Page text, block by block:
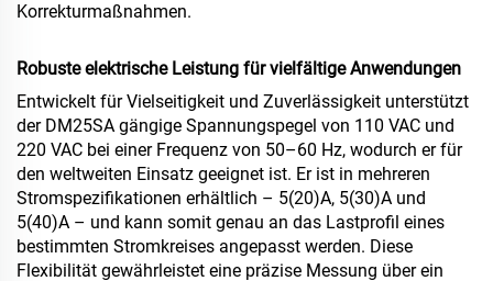
Korrekturmaßnahmen.
Robuste elektrische Leistung für vielfältige Anwendungen
Entwickelt für Vielseitigkeit und Zuverlässigkeit unterstützt
der DM25SA gängige Spannungspegel von 110 VAC und
220 VAC bei einer Frequenz von 50–60 Hz, wodurch er für
den weltweiten Einsatz geeignet ist. Er ist in mehreren
Stromspezifikationen erhältlich – 5(20)A, 5(30)A und
5(40)A – und kann somit genau an das Lastprofil eines
bestimmten Stromkreises angepasst werden. Diese
Flexibilität gewährleistet eine präzise Messung über ein